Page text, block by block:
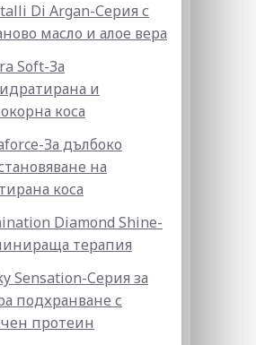
Di Argan-Серия с
масло и алое вера
Soft-За
и
коса
За дълбоко
на
коса
Diamond Shine-
терапия
Sensation-Серия за
подхранване с
протеин